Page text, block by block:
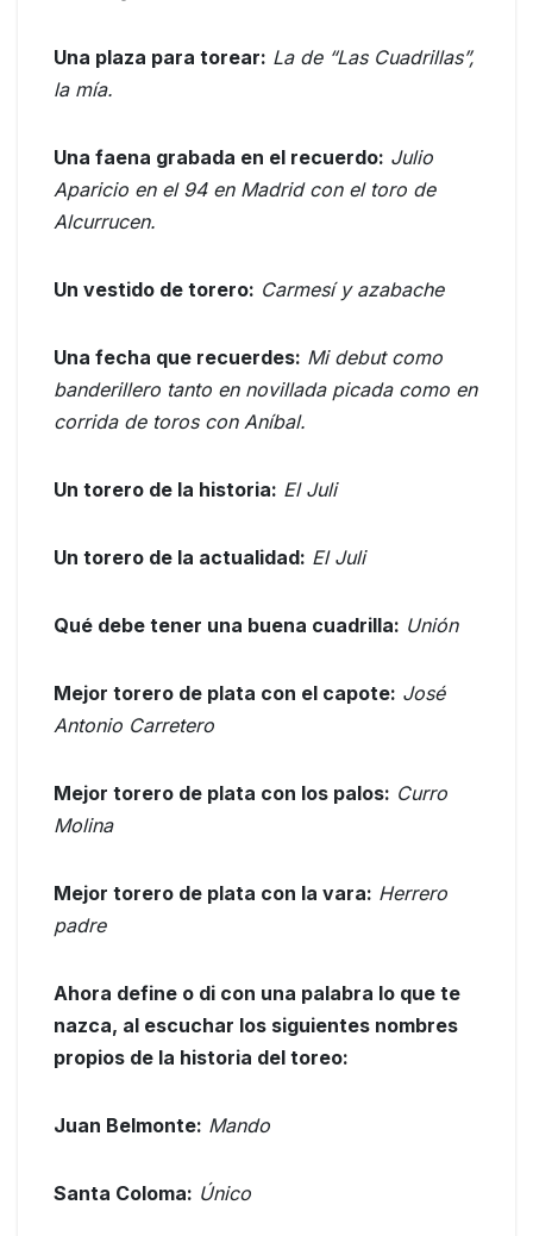
Una plaza para torear: La de “Las Cuadrillas”,
la mía.
Una faena grabada en el recuerdo: Julio
Aparicio en el 94 en Madrid con el toro de
Alcurrucen.
Un vestido de torero: Carmesí y azabache
Una fecha que recuerdes: Mi debut como
banderillero tanto en novillada picada como en
corrida de toros con Aníbal.
Un torero de la historia: El Juli
Un torero de la actualidad: El Juli
Qué debe tener una buena cuadrilla: Unión
Mejor torero de plata con el capote: José
Antonio Carretero
Mejor torero de plata con los palos: Curro
Molina
Mejor torero de plata con la vara: Herrero
padre
Ahora define o di con una palabra lo que te
nazca, al escuchar los siguientes nombres
propios de la historia del toreo:
Juan Belmonte: Mando
Santa Coloma: Único